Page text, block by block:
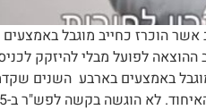
אשר הוכרז כחייב מוגבל
לחייבים כבר בשלב ההוצאה לפועל מבלי
מוגבל באמצעים בארבע השנים